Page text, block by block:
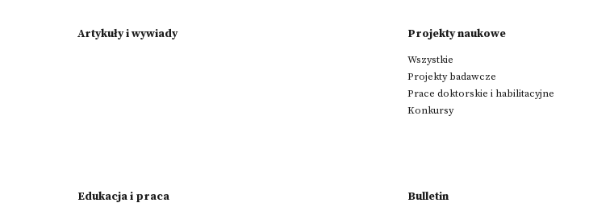
Artykuły i wywiady Projekty naukowe
Wszystkie
Projekty badawcze
Prace doktorskie i habilitacyjne
Konkursy
Edukacja i praca Bulletin